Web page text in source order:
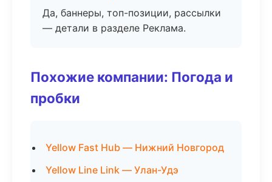
Да, баннеры, топ-позиции, рассылки
— детали в разделе Реклама.
Похожие компании: Погода и
пробки
Yellow Fast Hub — Нижний Новгород
Yellow Line Link — Улан-Удэ